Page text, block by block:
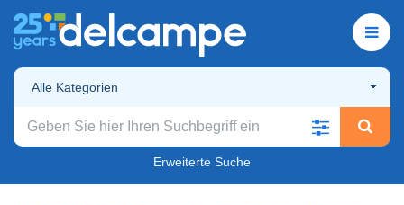
Alle Kategorien
Erweiterte Suche